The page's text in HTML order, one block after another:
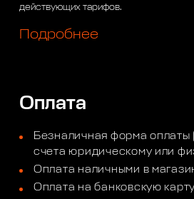
действующих тарифов.
Подробнее
Оплата
Безналичная форма оплаты
счета юридическому или
Оплата наличными в
Оплата на банковскую